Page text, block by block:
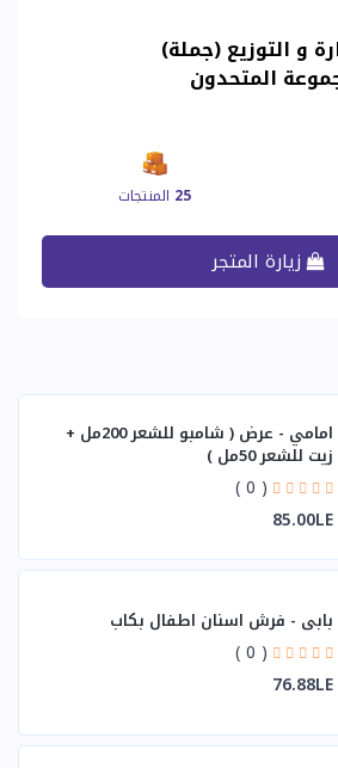
و التوزيع (جملة)
المتحدون
25 المنتجات
زيارة المتجر
امامي - عرض ( شامبو للشعر 200مل +
زيت للشعر 50مل )
( 0 )
85.00LE
بابي - فرش اسنان اطفال بكاب
( 0 )
76.88LE